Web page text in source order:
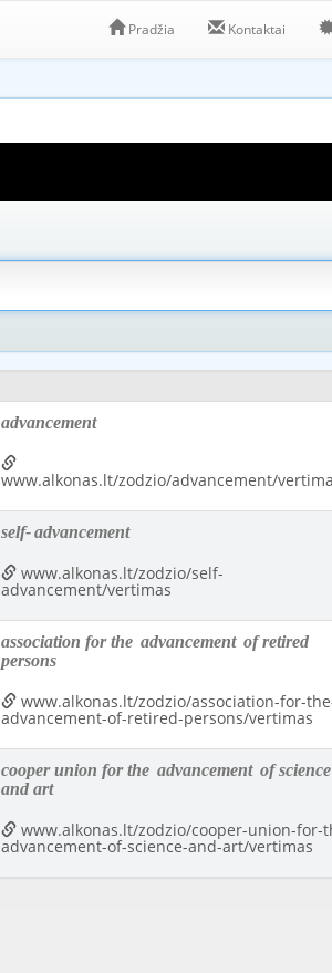
Pradžia Kontaktai
advancement
www.alkonas.lt/zodzio/advancement/
self-advancement
www.alkonas.lt/zodzio/self-
advancement/vertimas
association for the advancement of retired
persons
www.alkonas.lt/zodzio/association-for-
advancement-of-retired-persons/vertimas
cooper union for the advancement of science
and art
www.alkonas.lt/zodzio/cooper-union-for-
advancement-of-science-and-art/vertimas